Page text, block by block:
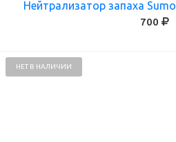
Нейтрализатор запаха
700
НЕТ В НАЛИЧИИ